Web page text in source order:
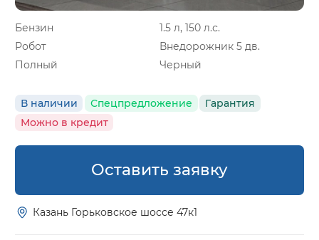
Бензин
1.5 л, 150 л.с.
Робот
Внедорожник 5 дв.
Полный
Черный
В наличии Спецпредложение
Гарантия
Можно в кредит
Оставить заявку
Казань Горьковское шоссе 47к1